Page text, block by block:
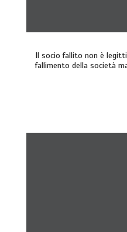
Il socio fallito non è
fallimento della società